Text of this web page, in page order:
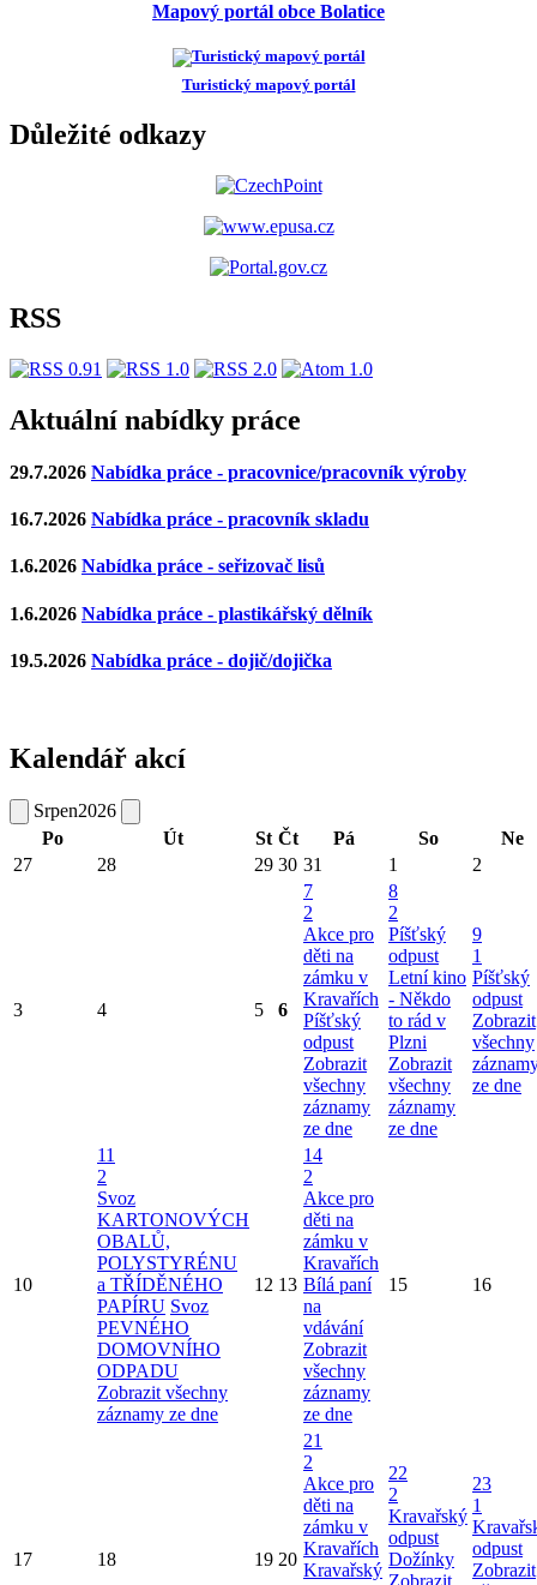
Mapový portál obce Bolatice
Turistický mapový portál
Důležité odkazy
RSS
Aktuální nabídky práce
29.7.2026 Nabídka práce - pracovnice/pracovník výroby
16.7.2026 Nabídka práce - pracovník skladu
1.6.2026 Nabídka práce - seřizovač lisů
1.6.2026 Nabídka práce - plastikářský dělník
19.5.2026 Nabídka práce - dojič/dojička
Kalendář akcí
Srpen2026
Po
Út St Čt Pá So
Ne
27
28 29 30 31 1 2
3 4 5 6
7
2
Akce pro
děti na
zámku v
Kravařích
Píšťský
odpust
Zobrazit
všechny
záznamy
ze dne
8
2
Píšťský
odpust
Letní kino
- Někdo
to rád v
Plzni
Zobrazit
všechny
záznamy
ze dne
9
1
Píšťský
odpust
Zobrazit
všechny
ze dne
10
11
2
Svoz
KARTONOVÝCH
OBALŮ,
POLYSTYRÉNU
a TŘÍDĚNÉHO
PAPÍRU Svoz
PEVNÉHO
DOMOVNÍHO
ODPADU
Zobrazit všechny
záznamy ze dne
12 13
14
2
Akce pro
děti na
zámku v
Kravařích
Bílá paní
na
vdávání
Zobrazit
všechny
záznamy
ze dne
15 16
17 18 19 20
21
2
Akce pro
děti na
zámku v
Kravařích
Kravařský
22
2
Kravařský
odpust
Dožínky
Zobrazit
23
1
odpust
Zobrazit